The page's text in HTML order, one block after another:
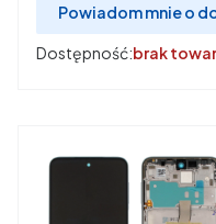
Powiadom mnie o
Dostępność:brak